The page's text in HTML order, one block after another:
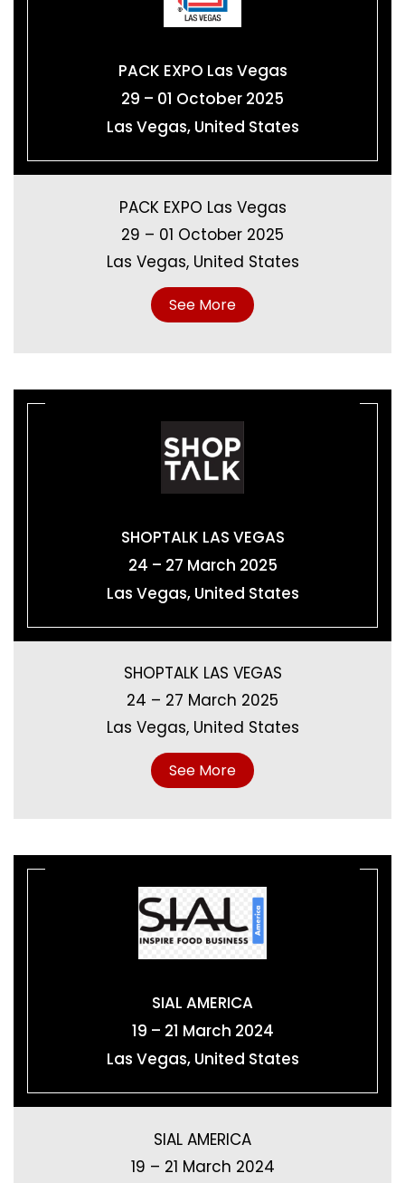
PACK EXPO Las Vegas
29 – 01 October 2025
Las Vegas, United States
PACK EXPO Las Vegas
29 – 01 October 2025
Las Vegas, United States
See More
SHOPTALK LAS VEGAS
24 – 27 March 2025
Las Vegas, United States
SHOPTALK LAS VEGAS
24 – 27 March 2025
Las Vegas, United States
See More
SIAL AMERICA
19 – 21 March 2024
Las Vegas, United States
SIAL AMERICA
19 – 21 March 2024